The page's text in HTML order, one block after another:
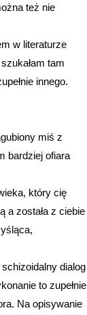
też nie
w literaturze
tam
innego.
miś z
bardziej ofiara
który cię
a została z ciebie
dialog
to zupełnie
Na opisywanie